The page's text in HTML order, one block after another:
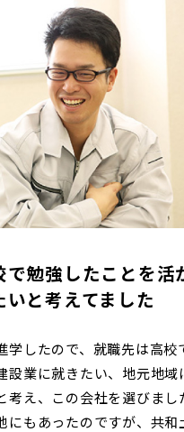
で勉強したことを活
と考えてました
学したので、就職先は高校
設業に就きたい、地元地域
考え、この会社を選びまし
にもあったのですが、共和